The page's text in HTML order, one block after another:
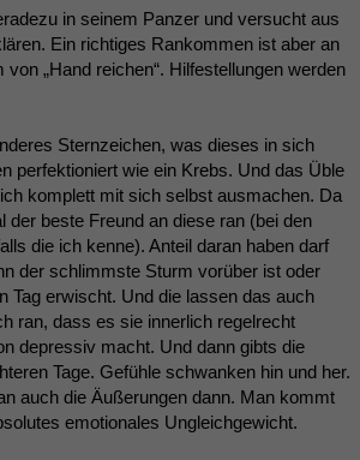
in seinem Panzer und versucht aus
Ein richtiges Rankommen ist aber an
von „Hand reichen“. Hilfestellungen werden
Sternzeichen, was dieses in sich
perfektioniert wie ein Krebs. Und das Üble
komplett mit sich selbst ausmachen. Da
der beste Freund an diese ran (bei den
die ich kenne). Anteil daran haben darf
der schlimmste Sturm vorüber ist oder
Tag erwischt. Und die lassen das auch
ran, dass es sie innerlich regelrecht
depressiv macht. Und dann gibts die
Tage. Gefühle schwanken hin und her.
auch die Äußerungen dann. Man kommt
emotionales Ungleichgewicht.